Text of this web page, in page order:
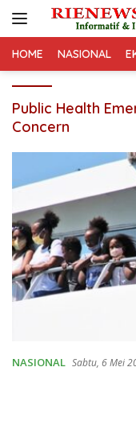
HOME NASIONAL
Public Health
Concern
NASIONAL Sabtu, 6 Mei